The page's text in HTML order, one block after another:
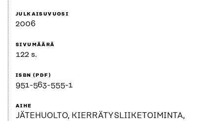
JULKAISUVUOSI
2006
SIVUMÄÄRÄ
122 s.
ISBN (PDF)
951-563-555-1
AIHE
JÄTEHUOLTO, KIERRÄTYSLIIKETOIMINTA,